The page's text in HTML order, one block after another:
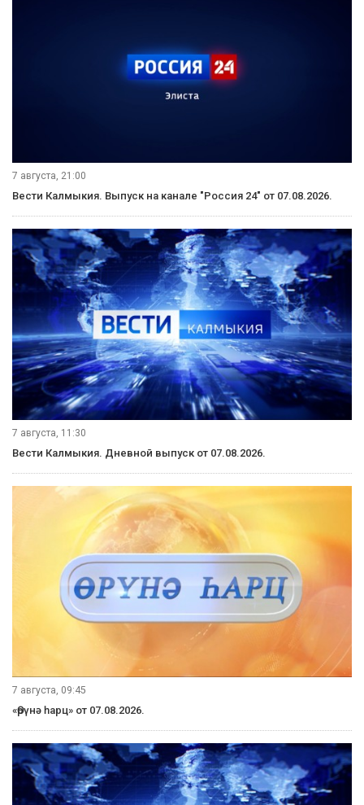
7 августа, 21:00
Вести Калмыкия. Выпуск на канале "Россия 24" от 07.08.2026.
7 августа, 11:30
Вести Калмыкия. Дневной выпуск от 07.08.2026.
7 августа, 09:45
«Өрүнә һарц» от 07.08.2026.